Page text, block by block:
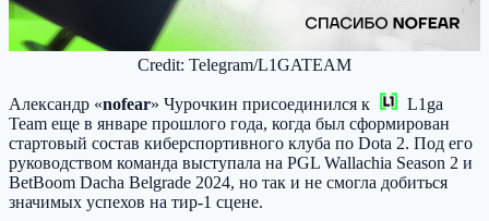
Credit: Telegram/L1GATEAM
Александр «nofear» Чурочкин присоединился к
L1ga
Team еще в январе прошлого года, когда был сформирован
стартовый состав киберспортивного клуба по Dota 2. Под его
руководством команда выступала на PGL Wallachia Season 2 и
BetBoom Dacha Belgrade 2024, но так и не смогла добиться
значимых успехов на тир-1 сцене.